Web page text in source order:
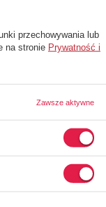
przechowywania lub
na stronie Prywatność i
Zawsze aktywne